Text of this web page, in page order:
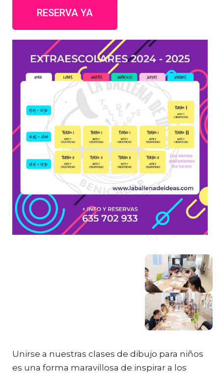
RESERVA YA
Unirse a nuestras clases de dibujo para niños
es una forma maravillosa de inspirar a los